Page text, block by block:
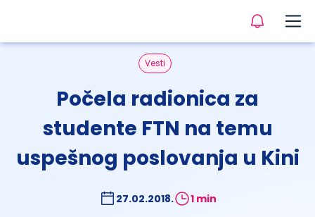
Vesti
Počela radionica za
studente FTN na temu
uspešnog poslovanja u Kini
27.02.2018. 1 min